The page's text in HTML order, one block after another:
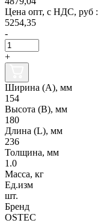
Цена опт, с НДС, руб :
5254,35
-
+
Ширина (А), мм
154
Высота (В), мм
180
Длина (L), мм
236
Толщина, мм
1.0
Масса, кг
Ед.изм
шт.
Бренд
OSTEC